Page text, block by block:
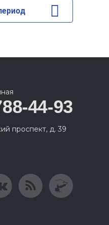
44-93
проспект, д. 39